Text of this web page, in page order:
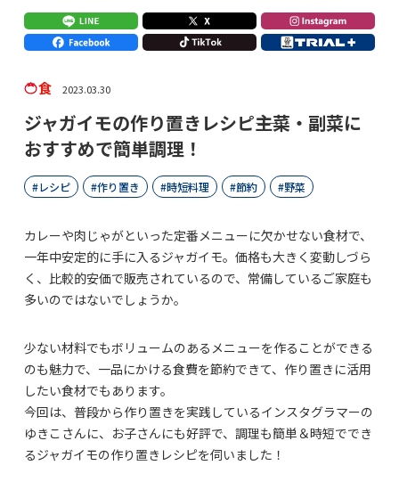
食 2023.03.30
ジャガイモの作り置きレシピ――主菜・副菜に
おすすめで簡単調理！
レシピ 作り置き 時短料理 節約 野菜
カレーや肉じゃがといった定番メニューに欠かせない食材で、
一年中安定的に手に入るジャガイモ。価格も大きく変動しづら
く、比較的安価で販売されているので、常備しているご家庭も
多いのではないでしょうか。
少ない材料でもボリュームのあるメニューを作ることができる
のも魅力で、一品にかける食費を節約できて、作り置きに活用
したい食材でもあります。
今回は、普段から作り置きを実践しているインスタグラマーの
ゆきこさんに、お子さんにも好評で、調理も簡単＆時短ででき
るジャガイモの作り置きレシピを伺いました！